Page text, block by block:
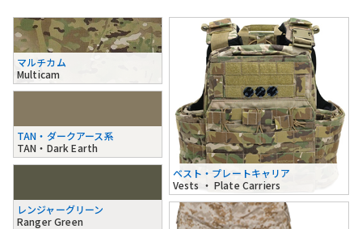
マルチカム
Multicam
TAN・ダークアース系
TAN・Dark Earth
レンジャーグリーン
Ranger Green
ベスト・プレートキャリア
Vests ・ Plate Carriers